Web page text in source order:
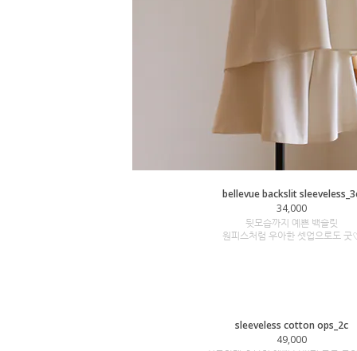
bellevue backslit
34,000
뒷모습까지 예쁜 백슬릿
원피스처럼 우아한 셋업으로도